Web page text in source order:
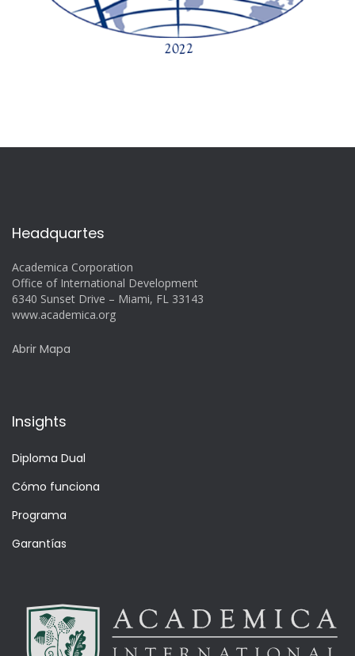
Headquartes
Academica Corporation
Office of International Development
6340 Sunset Drive – Miami, FL 33143
www.academica.org
Abrir Mapa
Insights
Diploma Dual
Cómo funciona
Programa
Garantías